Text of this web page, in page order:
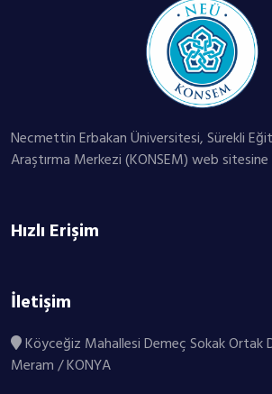
Necmettin Erbakan Üniversitesi, Sürekli
Araştırma Merkezi (KONSEM) web
Hızlı Erişim
İletişim
Köyceğiz Mahallesi Demeç Sokak Ortak
Meram / KONYA